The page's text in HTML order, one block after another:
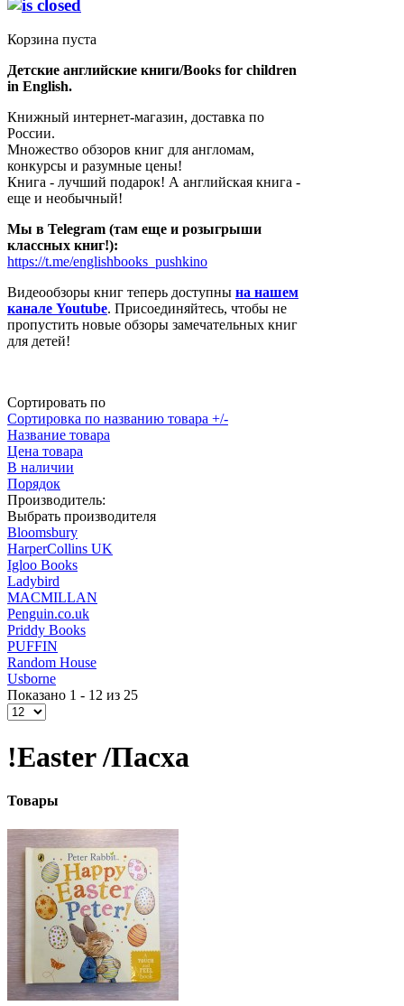
Корзина пуста
Детские английские книги/Books for children
in English.
Книжный интернет-магазин, доставка по
России.
Множество обзоров книг для англомам,
конкурсы и разумные цены!
Книга - лучший подарок! А английская книга -
еще и необычный!
Мы в Telegram (там еще и розыгрыши
классных книг!):
https://t.me/englishbooks_pushkino
Видеообзоры книг теперь доступны на нашем
канале Youtube. Присоединяйтесь, чтобы не
пропустить новые обзоры замечательных книг
для детей!
Сортировать по
Сортировка по названию товара +/-
Название товара
Цена товара
В наличии
Порядок
Производитель:
Выбрать производителя
Bloomsbury
HarperCollins UK
Igloo Books
Ladybird
MACMILLAN
Penguin.co.uk
Priddy Books
PUFFIN
Random House
Usborne
Показано 1 - 12 из 25
!Easter /Пасха
Товары